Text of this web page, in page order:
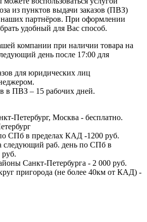
из пунктов выдачи заказов (ПВЗ)
партнёров. При оформлении
удобный для Вас способ.
компании при наличии товара на
день после 17:00 для
для юридических лиц
в ПВЗ – 15 рабочих дней.
Петербург, Москва - бесплатно.
СПб в пределах КАД -1200 руб.
следующий раб. день по СПб в
Санкт-Петербурга - 2 000 руб.
пригорода (не более 40км от КАД) -